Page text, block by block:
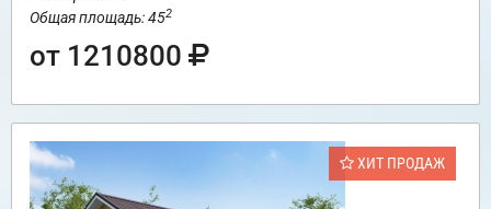
Общая площадь: 452
от 1210800
ХИТ ПРОДАЖ